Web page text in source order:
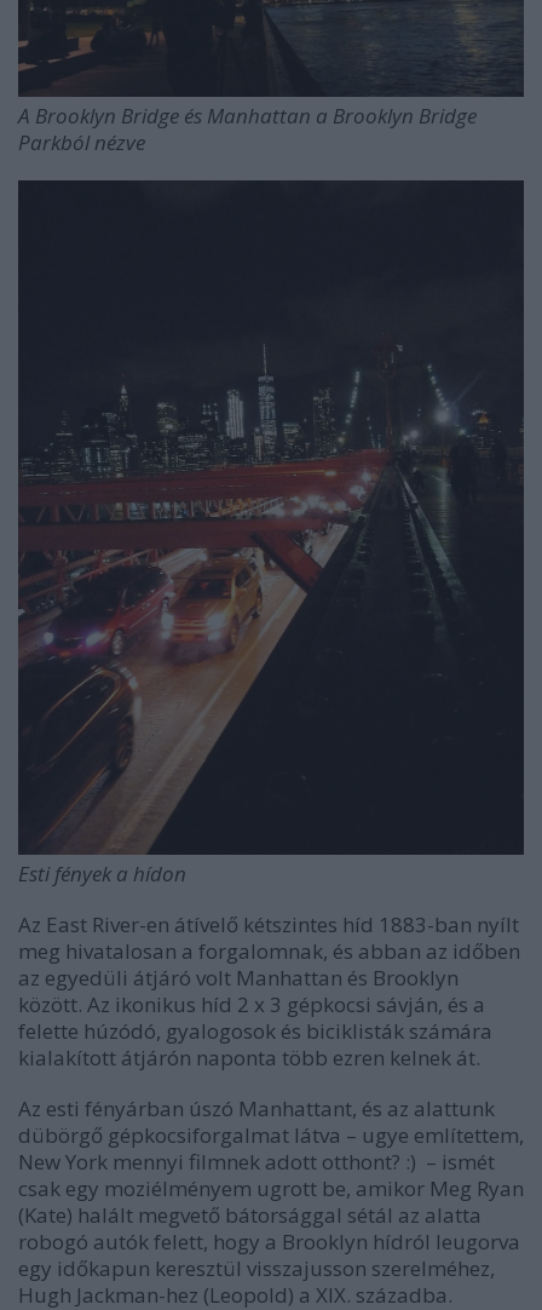
A Brooklyn Bridge és Manhattan a Brooklyn Bridge
Parkból nézve
Esti fények a hídon
Az East River-en átívelő kétszintes híd 1883-ban nyílt
meg hivatalosan a forgalomnak, és abban az időben
az egyedüli átjáró volt Manhattan és Brooklyn
között. Az ikonikus híd 2 x 3 gépkocsi sávján, és a
felette húzódó, gyalogosok és biciklisták számára
kialakított átjárón naponta több ezren kelnek át.
Az esti fényárban úszó Manhattant, és az alattunk
dübörgő gépkocsiforgalmat látva – ugye említettem,
New York mennyi filmnek adott otthont? :) – ismét
csak egy moziélményem ugrott be, amikor Meg Ryan
(Kate) halált megvető bátorsággal sétál az alatta
robogó autók felett, hogy a Brooklyn hídról leugorva
egy időkapun keresztül visszajusson szerelméhez,
Hugh Jackman-hez (Leopold) a XIX. századba.